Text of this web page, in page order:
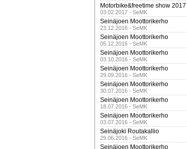
Motorbike&freetime show 2017
03.02.2017 - SeMK
Seinäjoen Moottorikerho
23.12.2016 - SeMK
Seinäjoen Moottorikerho
05.12.2016 - SeMK
Seinäjoen Moottorikerho
03.10.2016 - SeMK
Seinäjoen Moottorikerho
29.09.2016 - SeMK
Seinäjoen Moottorikerho
30.07.2016 - SeMK
Seinäjoen Moottorikerho
18.07.2016 - SeMK
Seinäjoen Moottorikerho
03.07.2016 - SeMK
Seinäjoki Routakallio
29.06.2016 - SeMK
Seinäjoen Moottorikerho